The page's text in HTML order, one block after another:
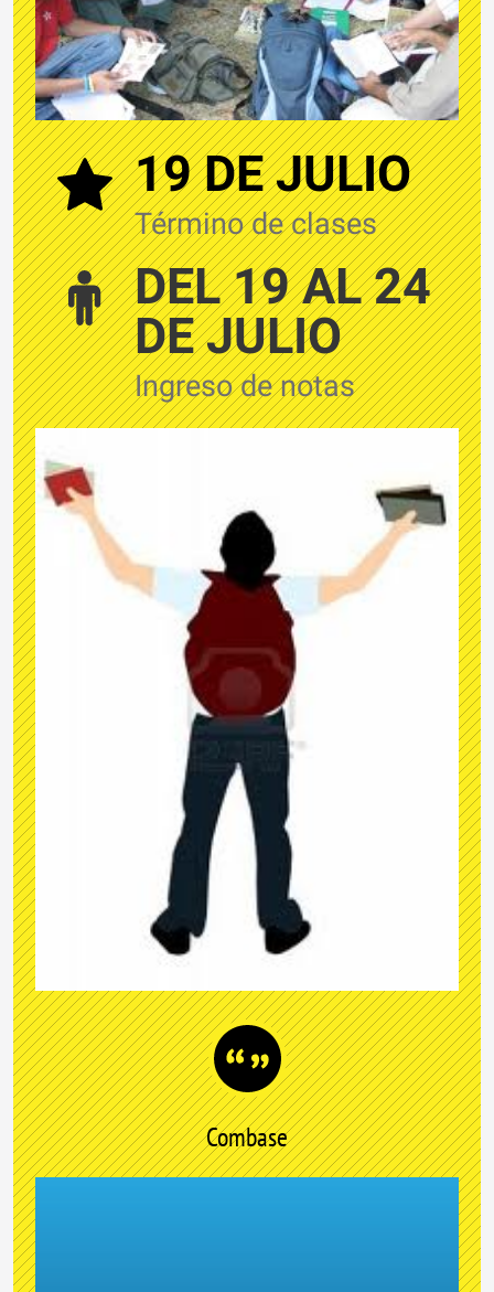
19 DE JULIO
Término de clases
DEL 19 AL 24
DE JULIO
Ingreso de notas
Combase